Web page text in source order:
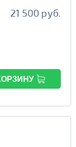
21 500 руб.